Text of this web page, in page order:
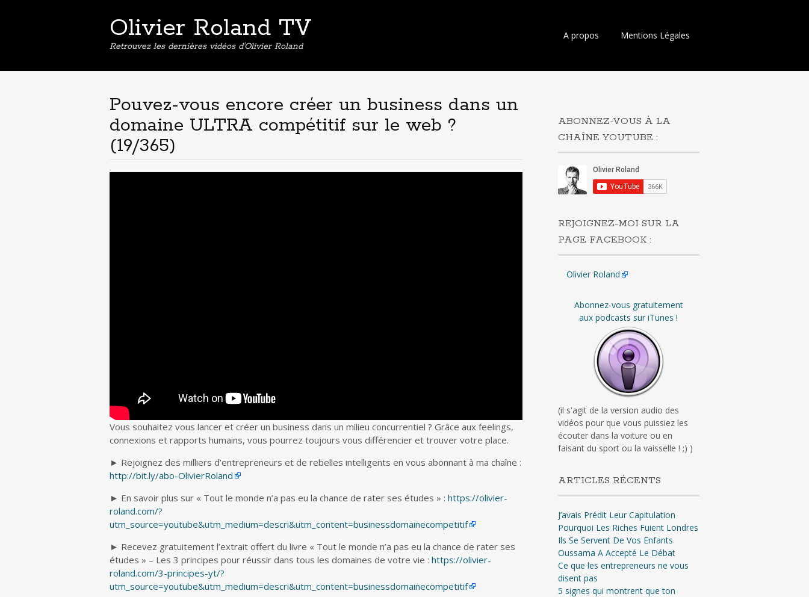
Olivier Roland TV
Retrouvez les dernières vidéos d'Olivier Roland
Aller
principal
A propos Mentions Légales
Pouvez-vous encore créer un business dans un
domaine ULTRA compétitif sur le web ?
(19/365)
Vous souhaitez vous lancer et créer un business dans un milieu concurrentiel ? Grâce aux feelings,
connexions et rapports humains, vous pourrez toujours vous différencier et trouver votre place.
► Rejoignez des milliers d’entrepreneurs et de rebelles intelligents en vous abonnant à ma chaîne :
http://bit.ly/abo-OlivierRoland
► En savoir plus sur « Tout le monde n’a pas eu la chance de rater ses études » : https://olivier-
roland.com/?
utm_source=youtube&utm_medium=descri&utm_content=businessdomainecompetitif
► Recevez gratuitement l’extrait offert du livre « Tout le monde n’a pas eu la chance de rater ses
études » – Les 3 principes pour réussir dans tous les domaines de votre vie : https://olivier-
roland.com/3-principes-yt/?
utm_source=youtube&utm_medium=descri&utm_content=businessdomainecompetitif
ABONNEZ-VOUS À LA
CHAÎNE YOUTUBE :
REJOIGNEZ-MOI SUR LA
PAGE FACEBOOK :
Olivier Roland
Abonnez-vous gratuitement
aux podcasts sur iTunes !
(il s'agit de la version audio des
vidéos pour que vous puissiez les
écouter dans la voiture ou en
faisant du sport ou la vaisselle ! ;) )
ARTICLES RÉCENTS
J’avais Prédit Leur Capitulation
Pourquoi Les Riches Fuient Londres
Ils Se Servent De Vos Enfants
Oussama A Accepté Le Débat
Ce que les entrepreneurs ne vous
disent pas
5 signes qui montrent que ton